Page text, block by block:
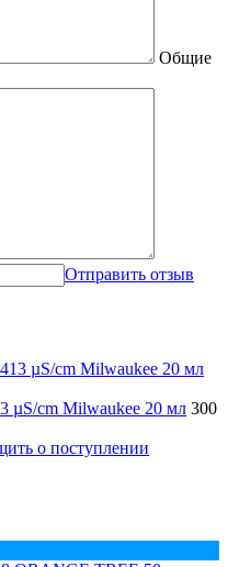
Общие
Отправить отзыв
µS/cm Milwaukee 20 мл 300
о поступлении